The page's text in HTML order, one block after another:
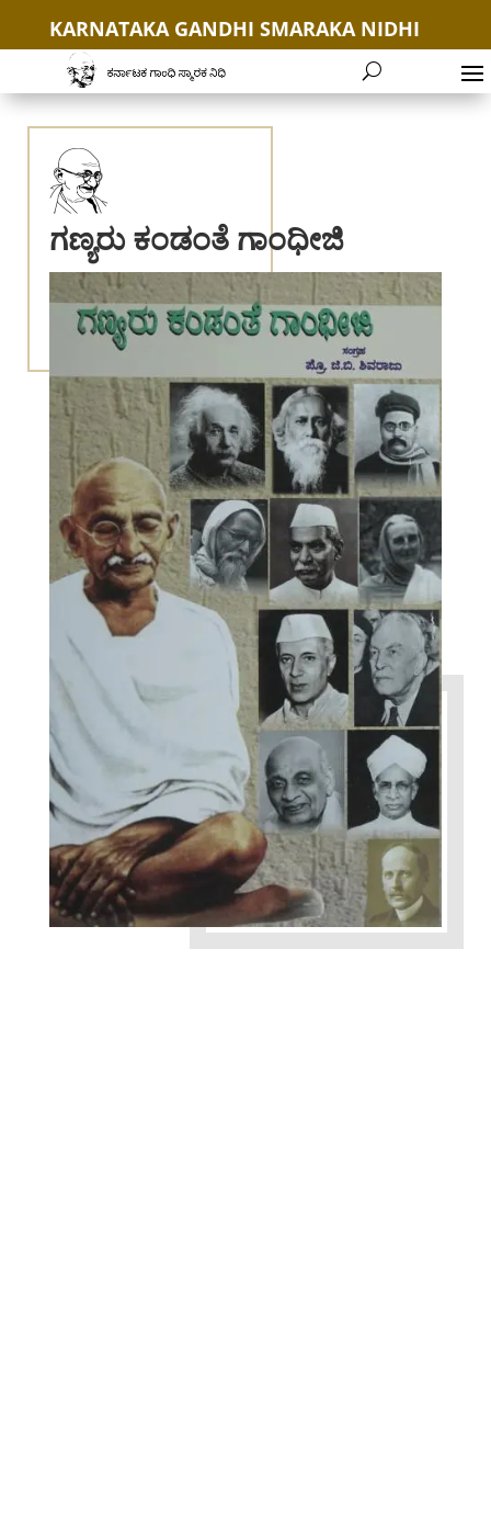
KARNATAKA GANDHI SMARAKA NIDHI
+91 9035654646
ಗಣ್ಯರು ಕಂಡಂತೆ ಗಾಂಧೀಜಿ